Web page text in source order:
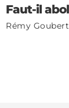
Faut-il
Rémy Goubert